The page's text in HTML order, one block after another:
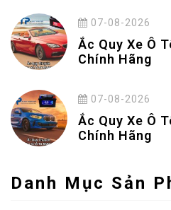
07-08-2026
Ắc Quy Xe Ô
Chính Hãng
07-08-2026
Ắc Quy Xe Ô
Chính Hãng
Danh Mục Sản